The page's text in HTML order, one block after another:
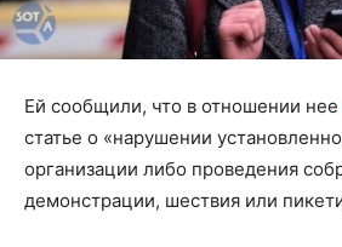
Ей сообщили, что в отношении нее
статье о «нарушении
организации либо проведения
демонстрации, шествия или